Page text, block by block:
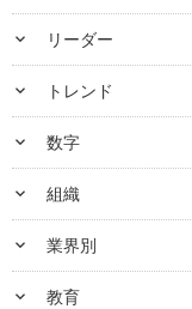
keyboard_arrow_down リーダー
keyboard_arrow_down トレンド
keyboard_arrow_down 数字
keyboard_arrow_down 組織
keyboard_arrow_down 業界別
keyboard_arrow_down 教育